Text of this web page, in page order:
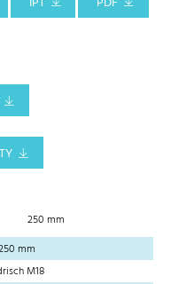
250 mm
mm
M18